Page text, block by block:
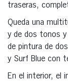
traseras,
Queda una
y de dos tonos y
de pintura de
y Surf Blue con
En el interior, el